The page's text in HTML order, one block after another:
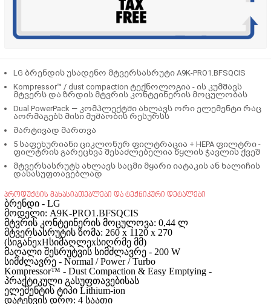
LG ბრენდის უსადენო მტვერსასრუტი A9K-PRO1.BFSQCIS
Kompressor™ / dust compaction ტექნოლოგია - ის კუმშავს
მტვერს და ზრდის მტვრის კონტეინერის მოცულობას
Dual PowerPack — კომპლექტში ახლავს ორი ელემენტი რაც
აორმაგებს მისი მუშაობის რესურსს
მარტივად მართვა
5 საფეხურიანი ციკლონურ ფილტრაცია + HEPA ფილტრი -
ფილტრის გარეცხვა შესაძლებელია წყლის ჭავლის ქვეშ
მტვერსასრუტს ახლავს საცმი მყარი იატაკის ან ხალიჩის
დასასუფთავებლად
პროდუქტის მახასიათებლები და ტექნიკური დეტალები
ბრენდი - LG
მოდელი: A9K-PRO1.BFSQCIS
მტვრის კონტეინერის მოცულოვა: 0,44 ლ
მტვერსასრუტის ზომა: 260 x 1120 x 270
(სიგანეxHსიმაღლეxსიღრმე მმ)
მაღალი შესრუტვის სიმძლავრე - 200 W
სიმძლავრე - Normal / Power / Turbo
Kompressor™ - Dust Compaction & Easy Emptying -
პრაქტიკული გასუფთავებისას
ელემენტის ტიპი Lithium-ion
დატენვის დრო: 4 საათი